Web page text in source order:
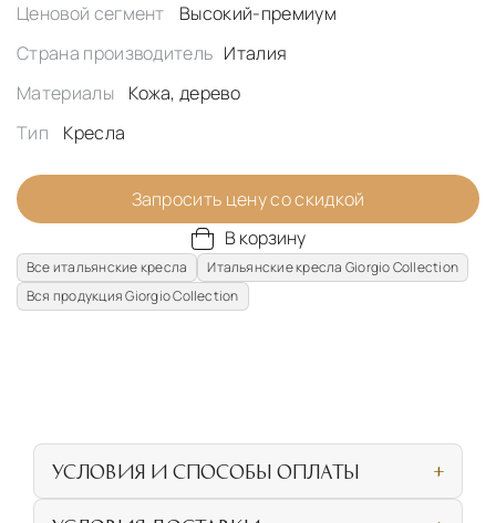
Ценовой сегмент
Высокий-премиум
Страна производитель Италия
Материалы
Кожа, дерево
Тип
Кресла
Запросить цену со скидкой
В корзину
Все итальянские кресла
Итальянские кресла Giorgio Collection
Вся продукция Giorgio Collection
УСЛОВИЯ И СПОСОБЫ ОПЛАТЫ